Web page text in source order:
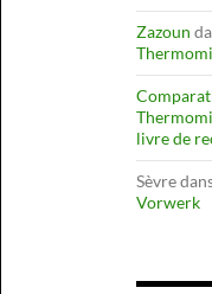
Zazoun
livre de
Sèvre
Vorwerk